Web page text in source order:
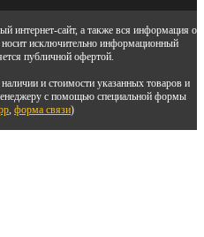
интернет-сайт, а также вся информация о
носит исключительно информационный
публичной офертой.
и стоимости указанных товаров и
с помощью специальной формы
, форма связи)